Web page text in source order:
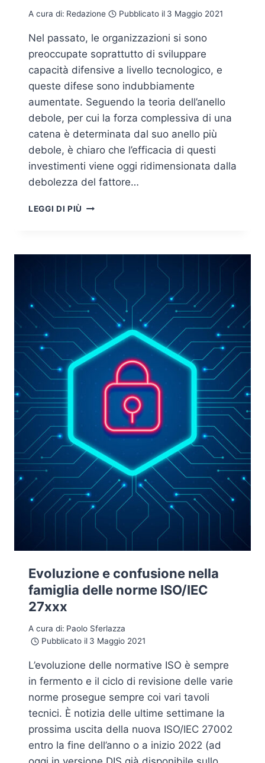
A cura di: Redazione Pubblicato il 3 Maggio 2021
Nel passato, le organizzazioni si sono
preoccupate soprattutto di sviluppare
capacità difensive a livello tecnologico, e
queste difese sono indubbiamente
aumentate. Seguendo la teoria dell’anello
debole, per cui la forza complessiva di una
catena è determinata dal suo anello più
debole, è chiaro che l’efficacia di questi
investimenti viene oggi ridimensionata dalla
debolezza del fattore…
LEGGI DI PIÙ CYBER
SECURITY
AWARENESS
CHE
AGISCE
EFFICACEMENTE
SUL
FATTORE
UMANO
Evoluzione e confusione nella
famiglia delle norme ISO/IEC
27xxx
A cura di: Paolo Sferlazza
Pubblicato il 3 Maggio 2021
L’evoluzione delle normative ISO è sempre
in fermento e il ciclo di revisione delle varie
norme prosegue sempre coi vari tavoli
tecnici. È notizia delle ultime settimane la
prossima uscita della nuova ISO/IEC 27002
entro la fine dell’anno o a inizio 2022 (ad